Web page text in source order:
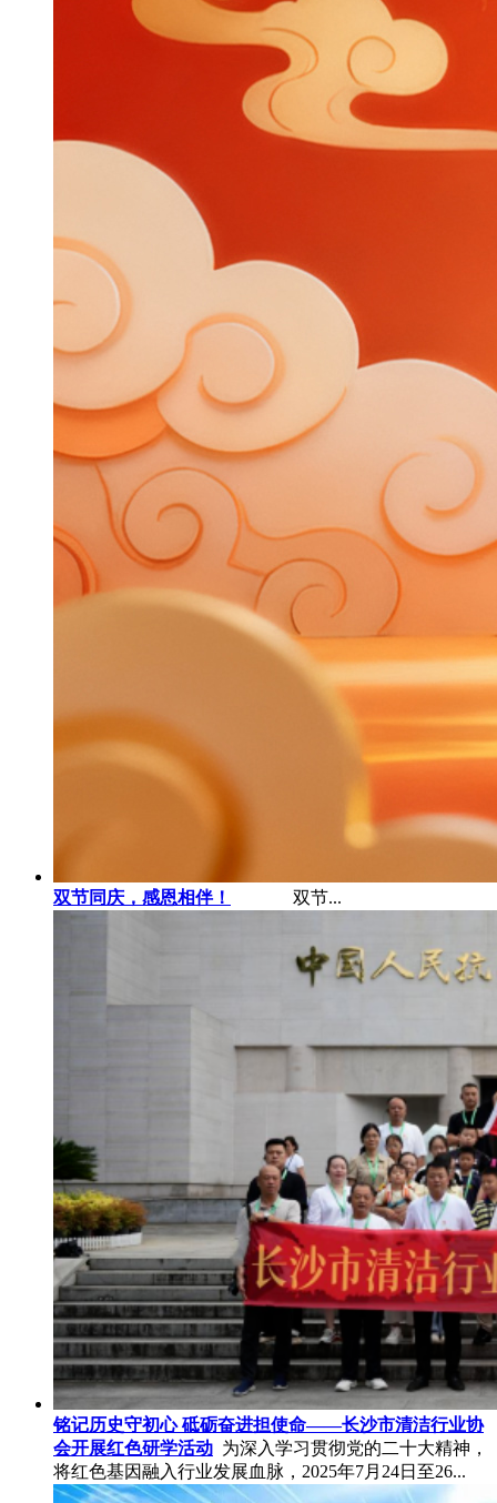
双节同庆，感恩相伴！ 双节...
铭记历史守初心 砥砺奋进担使命——长沙市清洁行业协
会开展红色研学活动 为深入学习贯彻党的二十大精神，
将红色基因融入行业发展血脉，2025年7月24日至26...